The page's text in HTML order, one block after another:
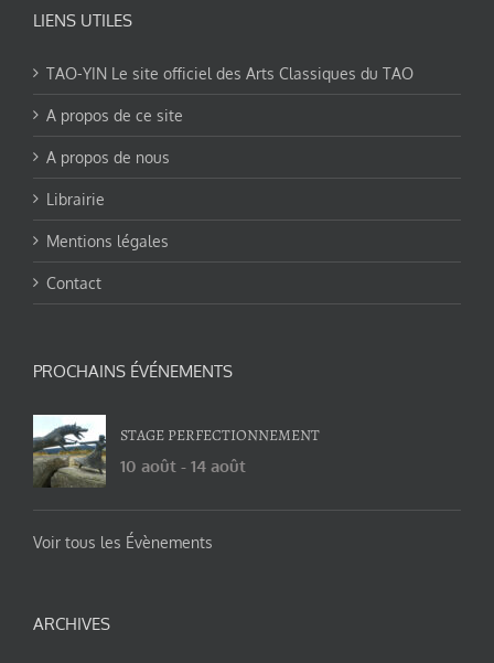
LIENS UTILES
TAO-YIN Le site officiel des Arts Classiques du TAO
A propos de ce site
A propos de nous
Librairie
Mentions légales
Contact
PROCHAINS ÉVÉNEMENTS
STAGE PERFECTIONNEMENT
10 août - 14 août
Voir tous les Évènements
ARCHIVES